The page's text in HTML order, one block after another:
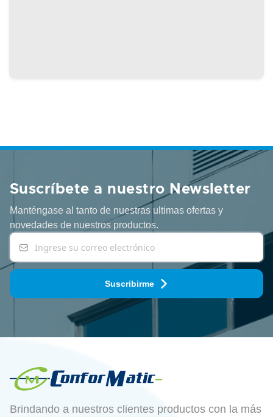
Suscríbete a nuestro Newsletter
Manténgase al tanto de nuestras ultimas ofertas y
novedades de nuestros productos.
Suscribirme
Brindando a nuestros clientes productos con la más